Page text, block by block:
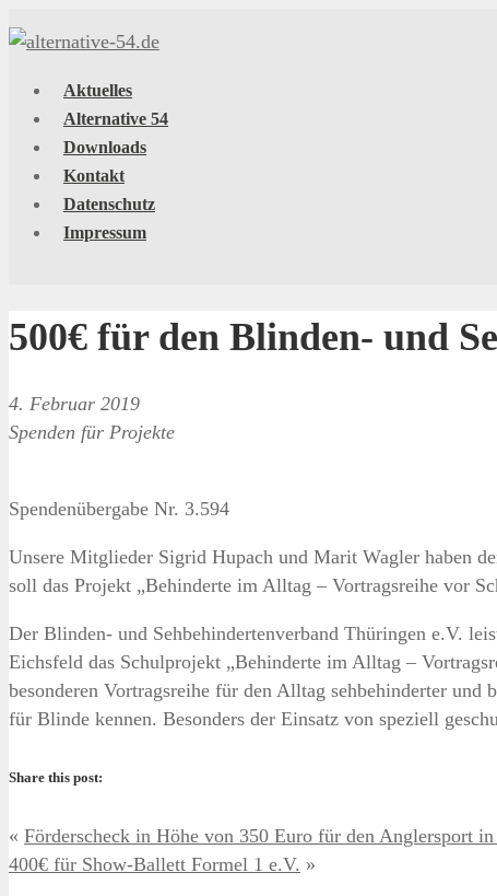
Aktuelles
Alternative 54
Downloads
Kontakt
Datenschutz
Impressum
500€ für den Blinden- und
4. Februar 2019
Spenden für Projekte
Spendenübergabe Nr. 3.594
Unsere Mitglieder Sigrid Hupach und Marit Wagler haben
soll das Projekt „Behinderte im Alltag – Vortragsreihe vor
Der Blinden- und Sehbehindertenverband Thüringen e.V.
Eichsfeld das Schulprojekt „Behinderte im Alltag –
besonderen Vortragsreihe für den Alltag sehbehinderter
für Blinde kennen. Besonders der Einsatz von speziell
Share this post:
« Förderscheck in Höhe von 350 Euro für den Anglersport
400€ für Show-Ballett Formel 1 e.V. »